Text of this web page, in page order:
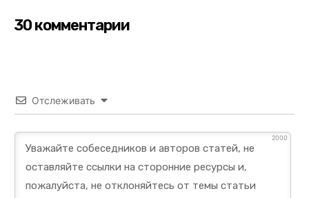
30 комментарии
Отслеживать
2000